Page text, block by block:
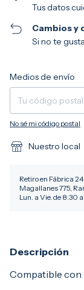
Tus datos
Cambios y
Si no te
Entregas para el CP:
Medios de envío
No sé mi código postal
Nuestro local
Retiro en Fábrica
Magallanes 775,
Lun. a Vie. de 8:30
Descripción
Compatible con